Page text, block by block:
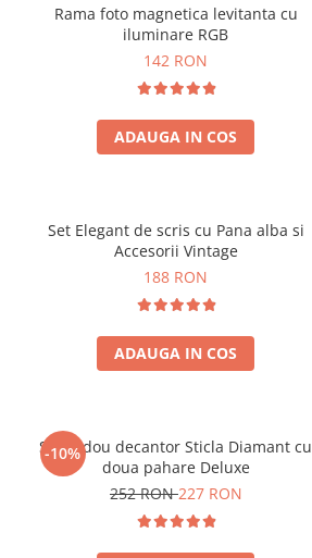
Rama foto magnetica levitanta cu
iluminare RGB
142 RON
ADAUGA IN COS
Set Elegant de scris cu Pana alba si
Accesorii Vintage
188 RON
ADAUGA IN COS
-10%
Set cadou decantor Sticla Diamant cu
doua pahare Deluxe
252 RON227 RON